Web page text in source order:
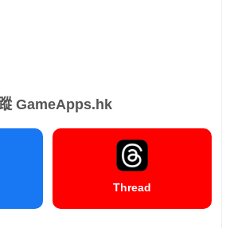
GameApps.hk
Thread